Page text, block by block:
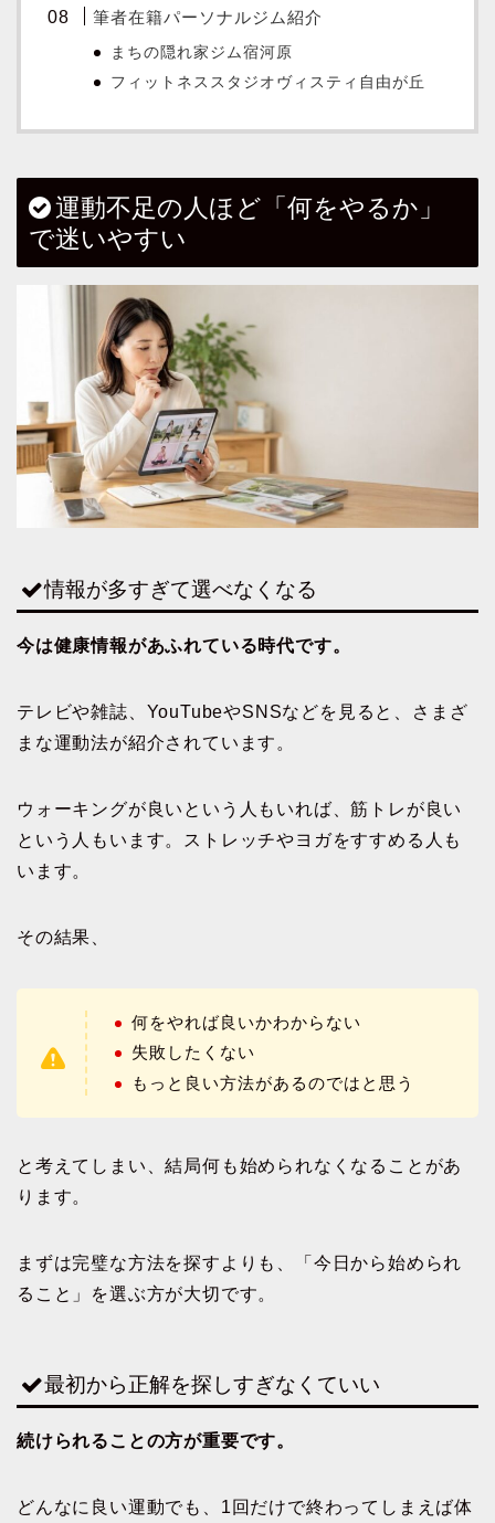
筆者在籍パーソナルジム紹介
まちの隠れ家ジム宿河原
フィットネススタジオヴィスティ自由が丘
運動不足の人ほど「何をやるか」
で迷いやすい
情報が多すぎて選べなくなる
今は健康情報があふれている時代です。
テレビや雑誌、YouTubeやSNSなどを見ると、さまざ
まな運動法が紹介されています。
ウォーキングが良いという人もいれば、筋トレが良い
という人もいます。ストレッチやヨガをすすめる人も
います。
その結果、
何をやれば良いかわからない
失敗したくない
もっと良い方法があるのではと思う
と考えてしまい、結局何も始められなくなることがあ
ります。
まずは完璧な方法を探すよりも、「今日から始められ
ること」を選ぶ方が大切です。
最初から正解を探しすぎなくていい
続けられることの方が重要です。
どんなに良い運動でも、1回だけで終わってしまえば体